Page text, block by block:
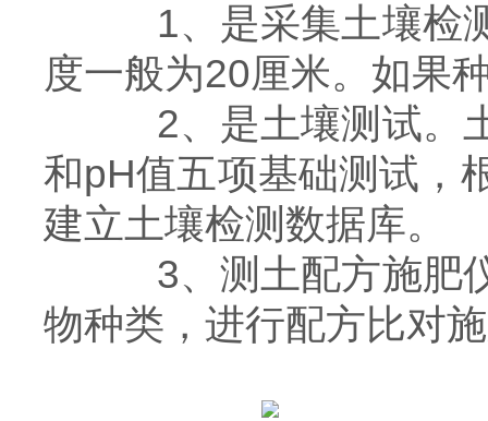
1、是采集土壤检测
度一般为20厘米。如果
2、是土壤测试。土
和pH值五项基础测试，
建立土壤检测数据库。
3、测土配方施肥仪
物种类，进行配方比对